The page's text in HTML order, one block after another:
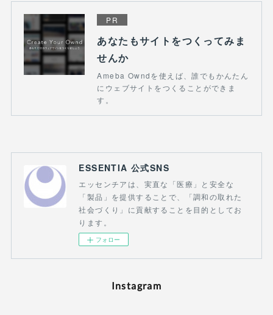
PR
あなたもサイトをつくってみま
せんか
Ameba Owndを使えば、誰でもかんたん
にウェブサイトをつくることができま
す。
ESSENTIA 公式SNS
エッセンチアは、実直な「医療」と安全な
「製品」を提供することで、「調和の取れた
社会づくり」に貢献することを目的としてお
ります。
フォロー
Instagram